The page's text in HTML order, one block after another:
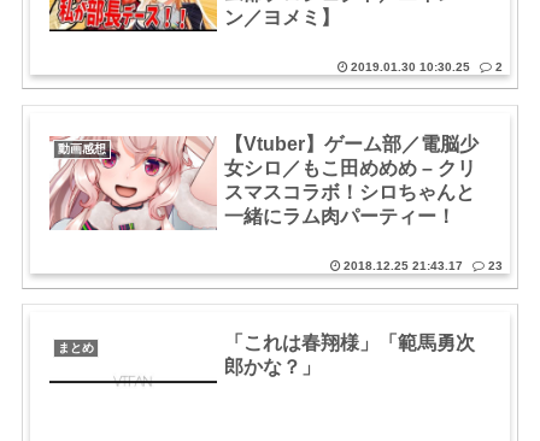
ン／ヨメミ】
2019.01.30 10:30.25 2
動画感想
【Vtuber】ゲーム部／電脳少
女シロ／もこ田めめめ – クリ
スマスコラボ！シロちゃんと
一緒にラム肉パーティー！
2018.12.25 21:43.17 23
まとめ
「これは春翔様」「範馬勇次
郎かな？」